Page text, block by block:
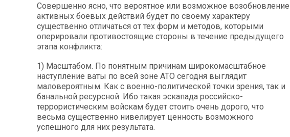
Совершенно ясно, что вероятное или возможное возобновление
активных боевых действий будет по своему характеру
существенно отличаться от тех форм и методов, которыми
оперировали противостоящие стороны в течение предыдущего
этапа конфликта:
1) Масштабом. По понятным причинам широкомасштабное
наступление ваты по всей зоне АТО сегодня выглядит
маловероятным. Как с военно-политической точки зрения, так и
банальной ресурсной. Ибо такая эскапада российско-
террористическим войскам будет стоить очень дорого, что
весьма существенно нивелирует ценность возможного
успешного для них результата.